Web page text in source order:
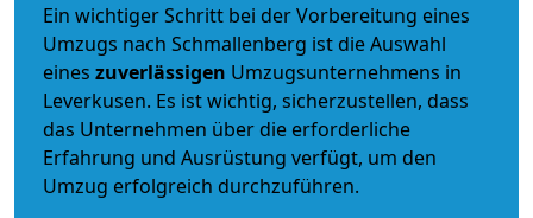
Ein wichtiger Schritt bei der Vorbereitung eines
Umzugs nach Schmallenberg ist die Auswahl
eines zuverlässigen Umzugsunternehmens in
Leverkusen. Es ist wichtig, sicherzustellen, dass
das Unternehmen über die erforderliche
Erfahrung und Ausrüstung verfügt, um den
Umzug erfolgreich durchzuführen.